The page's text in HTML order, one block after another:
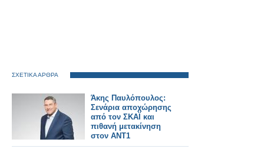
ΣΧΕΤΙΚΑ ΑΡΘΡΑ
Άκης Παυλόπουλος:
Σενάρια αποχώρησης
από τον ΣΚΑΪ και
πιθανή μετακίνηση
στον ΑΝΤ1